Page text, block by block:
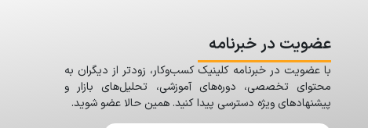
عضویت در خبرنامه
با عضویت در خبرنامه کلینیک کسب‌وکار، زودتر از دیگران به
محتوای تخصصی، دوره‌های آموزشی، تحلیل‌های بازار و
پیشنهادهای ویژه دسترسی پیدا کنید. همین حالا عضو شوید.